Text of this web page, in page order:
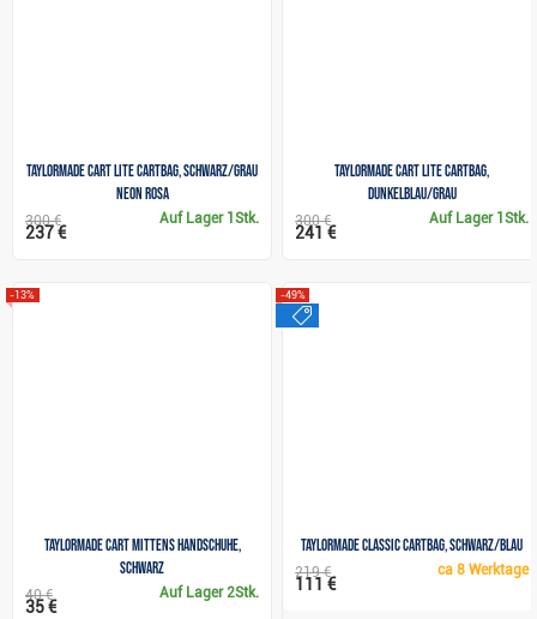
TaylorMade Cart Lite Cartbag, schwarz/grau
neon rosa
Auf Lager 1Stk.
300 €
237 €
TaylorMade Cart Lite Cartbag,
dunkelblau/grau
Auf Lager 1Stk.
300 €
241 €
TaylorMade Cart Mittens Handschuhe,
schwarz
-13%
Auf Lager2Stk.
40 €
35 €
TaylorMade Classic Cartbag, schwarz/blau
-49%
ca8 Werktage
219 €
111 €